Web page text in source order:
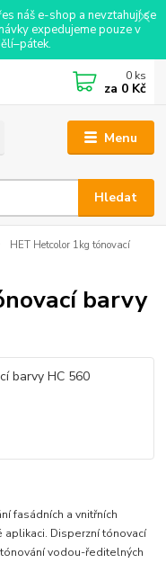
náš e-shop a nevztahují se
expedujeme pouze v
Menu
Hledat
0 ks
za 0 Kč
HET Hetcolor 1kg tónovací
barvy
fasádních a vnitřních
aplikaci. Disperzní tónovací
vodou-ředitelných